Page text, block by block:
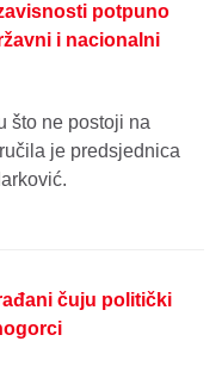
potpuno
i nacionalni
što ne postoji na
je predsjednica
čuju politički